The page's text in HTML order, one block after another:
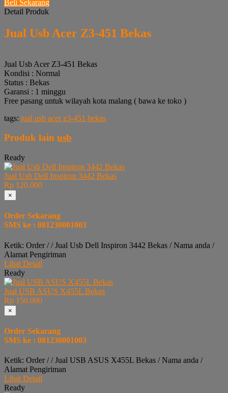
Beli Sekarang
Detail Produk
Jual Usb Acer Z3-451 Bekas
Jual Usb Acer Z3-451 Bekas
Kondisi : Normal
Status : Bekas
Garansi : 1 minggu
Free pasang untuk wilayah kota malang ( bawa ke toko )
tags: jual usb acer z3-451 bekas
Produk lain usb
Ready
Jual Usb Dell Inspiron 3442 Bekas
Rp 120.000
×
Order Sekarang
SMS ke : 081230001003
Ketik: Order / / Jual Usb Dell Inspiron 3442 Bekas / Nama anda /
Alamat Pengiriman
Lihat Detail
Ready
Jual USB ASUS X455L Bekas
Rp 150.000
×
Order Sekarang
SMS ke : 081230001003
Ketik: Order / / Jual USB ASUS X455L Bekas / Nama anda /
Alamat Pengiriman
Lihat Detail
Ready